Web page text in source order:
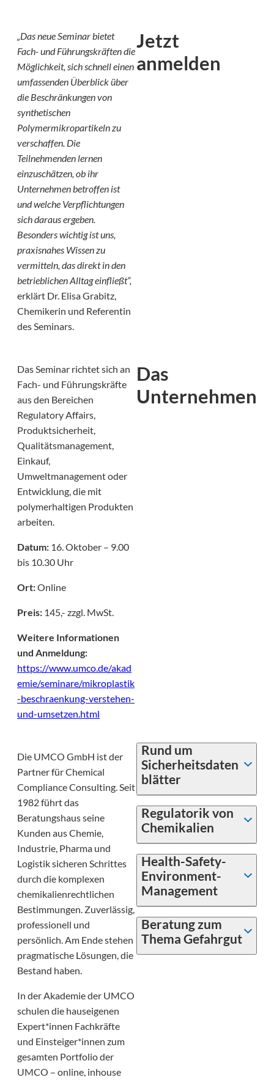
„Das neue Seminar bietet
Fach- und Führungskräften die
Möglichkeit, sich schnell einen
umfassenden Überblick über
die Beschränkungen von
synthetischen
Polymermikropartikeln zu
verschaffen. Die
Teilnehmenden lernen
einzuschätzen, ob ihr
Unternehmen betroffen ist
und welche Verpflichtungen
sich daraus ergeben.
Besonders wichtig ist uns,
praxisnahes Wissen zu
vermitteln, das direkt in den
betrieblichen Alltag einfließt“,
erklärt Dr. Elisa Grabitz,
Chemikerin und Referentin
des Seminars.
Jetzt
anmelden
Das Seminar richtet sich an
Fach- und Führungskräfte
aus den Bereichen
Regulatory Affairs,
Produktsicherheit,
Qualitätsmanagement,
Einkauf,
Umweltmanagement oder
Entwicklung, die mit
polymerhaltigen Produkten
arbeiten.
Datum: 16. Oktober – 9.00
bis 10.30 Uhr
Ort:Online
Preis: 145,- zzgl. MwSt.
Weitere Informationen
und Anmeldung:
https://www.umco.de/akad
emie/seminare/mikroplastik
-beschraenkung-verstehen-
und-umsetzen.html
Das
Unternehmen
Die UMCO GmbH ist der
Partner für Chemical
Compliance Consulting. Seit
1982 führt das
Beratungshaus seine
Kunden aus Chemie,
Industrie, Pharma und
Logistik sicheren Schrittes
durch die komplexen
chemikalienrechtlichen
Bestimmungen. Zuverlässig,
professionell und
persönlich. Am Ende stehen
pragmatische Lösungen, die
Bestand haben.
In der Akademie der UMCO
schulen die hauseigenen
Expert*innen Fachkräfte
und Einsteiger*innen zum
gesamten Portfolio der
UMCO – online, inhouse
Rund um
Sicherheitsdaten
blätter
Regulatorik von
Chemikalien
Health-Safety-
Environment-
Management
Beratung zum
Thema Gefahrgut